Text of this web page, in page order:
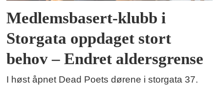
Medlemsbasert-klubb i
Storgata oppdaget stort
behov – Endret aldersgrense
I høst åpnet Dead Poets dørene i storgata 37.